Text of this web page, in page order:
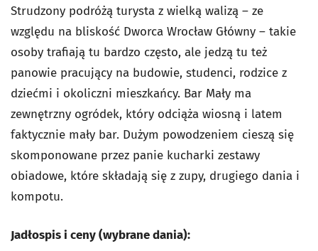
Strudzony podróżą turysta z wielką walizą – ze
względu na bliskość Dworca Wrocław Główny – takie
osoby trafiają tu bardzo często, ale jedzą tu też
panowie pracujący na budowie, studenci, rodzice z
dziećmi i okoliczni mieszkańcy. Bar Mały ma
zewnętrzny ogródek, który odciąża wiosną i latem
faktycznie mały bar. Dużym powodzeniem cieszą się
skomponowane przez panie kucharki zestawy
obiadowe, które składają się z zupy, drugiego dania i
kompotu.
Jadłospis i ceny (wybrane dania):